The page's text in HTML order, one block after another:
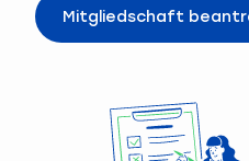
Mitgliedschaft